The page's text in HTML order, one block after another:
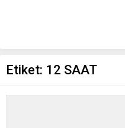
Etiket: 12 SAAT